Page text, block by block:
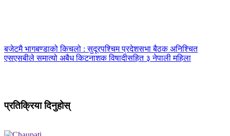
बजेटमै भागबण्डाको किचलो : सुदूरपश्चिम प्रदेशसभा बैठक अनिश्चित
एसएसबीले समात्यो अबैध किटनाशक विषादीसहित ३ नेपाली महिला
प्रतिक्रिया दिनुहोस्